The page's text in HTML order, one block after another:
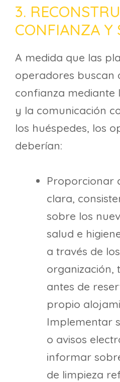
3.
CONFIANZA Y
A medida que las
operadores buscan
confianza mediante
y la comunicación
los huéspedes, los
deberían:
Proporcionar
clara,
sobre los
salud e
a través de
organización,
antes de
propio
Implementar
o avisos
informar
de limpieza